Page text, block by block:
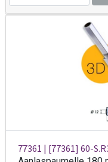
77361 | [77361] 60-